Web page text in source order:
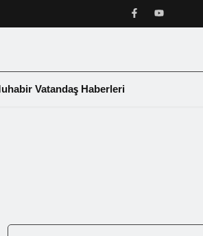
Vatandaş Haberleri